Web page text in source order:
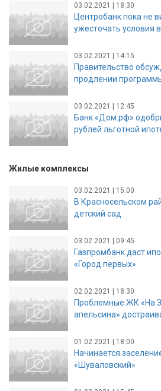
03.02.2021 | 18:30
Центробанк пока не
ужесточать условия
03.02.2021 | 14:15
Правительство
продлении
03.02.2021 | 12:45
Банк «Дом.рф»
рублей льготной
Жилые комплексы
03.02.2021 | 15:00
В Красносельском
детский сад
03.02.2021 | 09:45
Газпромбанк даст
«Город первых»
02.02.2021 | 18:30
Проблемные ЖК «На
апельсина»
01.02.2021 | 18:00
Начинается
«Шуваловский»